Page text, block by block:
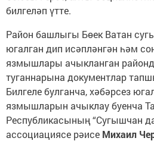
билгеләп үтте.
Район башлыгы Бөек Ватан
югалган дип исәпләнгән һәм
язмышлары ачыкланган
туганнарына документлар
Билгеле булганча, хәбәрсез
язмышларын ачыклау буенча
Республикасының “Сугышчан
ассоциациясе рәисе Михаил